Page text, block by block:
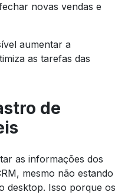
novas vendas e
aumentar a
as tarefas das
de
as informações dos
mesmo não estando
desktop. Isso porque os